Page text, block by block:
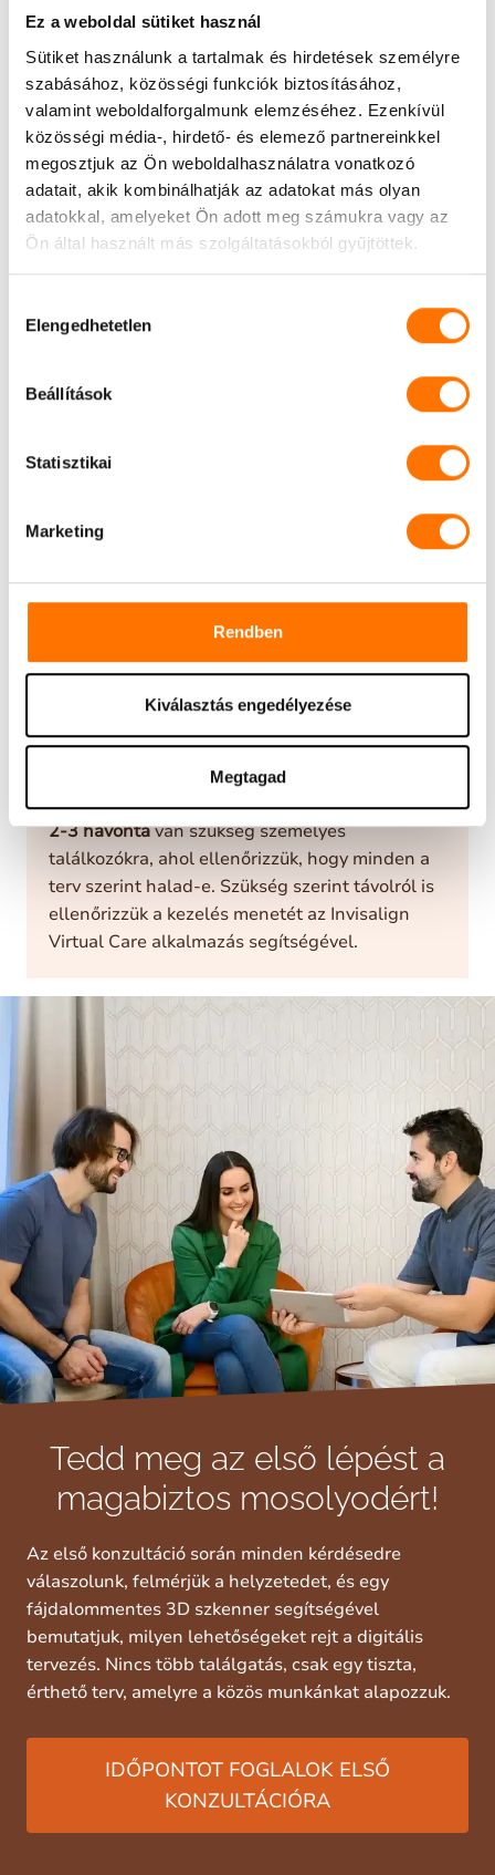
Ez a weboldal sütiket használ
Sütiket használunk a tartalmak és hirdetések személyre
szabásához, közösségi funkciók biztosításához,
valamint weboldalforgalmunk elemzéséhez. Ezenkívül
közösségi média-, hirdető- és elemező partnereinkkel
megosztjuk az Ön weboldalhasználatra vonatkozó
adatait, akik kombinálhatják az adatokat más olyan
adatokkal, amelyeket Ön adott meg számukra vagy az
Ön által használt más szolgáltatásokból gyűjtöttek.
kiválasztása
Elengedhetetlen
Beállítások
Statisztikai
Marketing
Rendben
Kiválasztás engedélyezése
Megtagad
ELSŐ SÍNEK ÁTADÁSA
kerülnek a fogszínű attachmentek, más néven
tappancsok. Odaadjuk a síneket,
őket, és indul is a móka.
2-3 havontavan szükség személyes
találkozókra, ahol ellenőrizzük, hogy minden a
terv szerint halad-e. Szükség szerint távolról is
ellenőrizzük a kezelés menetét az Invisalign
Virtual Care alkalmazás segítségével.
Tedd meg az első lépést a
magabiztos mosolyodért!
Az első konzultáció során minden kérdésedre
válaszolunk, felmérjük a helyzetedet, és egy
fájdalommentes 3D szkenner segítségével
bemutatjuk, milyen lehetőségeket rejt a digitális
tervezés. Nincs több találgatás, csak egy tiszta,
érthető terv, amelyre a közös munkánkat alapozzuk.
IDŐPONTOT FOGLALOK ELSŐ
KONZULTÁCIÓRA